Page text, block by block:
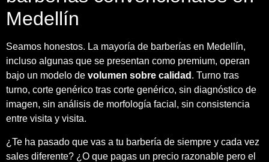
Medellín
Seamos honestos. La mayoría de barberías en Medellín,
incluso algunas que se presentan como premium, operan
bajo un modelo de volumen sobre calidad . Turno tras
turno, corte genérico tras corte genérico, sin diagnóstico de
imagen, sin análisis de morfología facial, sin consistencia
entre visita y visita.
¿Te ha pasado que vas a tu barbería de siempre y cada vez
sales diferente? ¿O que pagas un precio razonable pero el